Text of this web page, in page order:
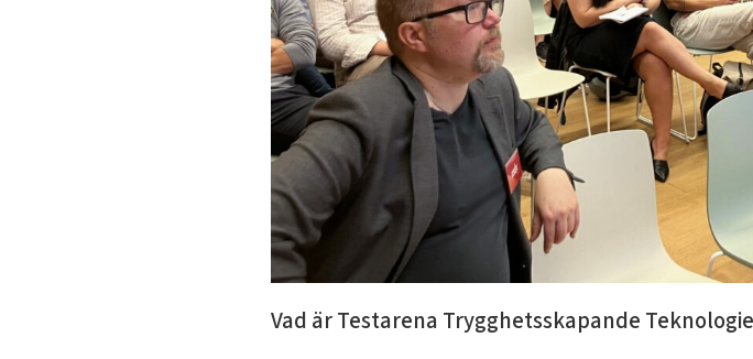
Vad är Testarena Trygghetsskapande